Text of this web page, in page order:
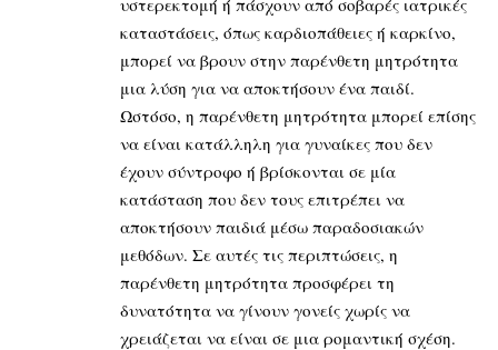
καταστάσεις, όπως καρδιοπάθειες ή καρκίνο,
μπορεί να βρουν στην παρένθετη μητρότητα
μια λύση για να αποκτήσουν ένα παιδί.
Ωστόσο, η παρένθετη μητρότητα μπορεί επίσης
να είναι κατάλληλη για γυναίκες που δεν
έχουν σύντροφο ή βρίσκονται σε μία
κατάσταση που δεν τους επιτρέπει να
αποκτήσουν παιδιά μέσω παραδοσιακών
μεθόδων. Σε αυτές τις περιπτώσεις, η
παρένθετη μητρότητα προσφέρει τη
δυνατότητα να γίνουν γονείς χωρίς να
χρειάζεται να είναι σε μια ρομαντική σχέση.